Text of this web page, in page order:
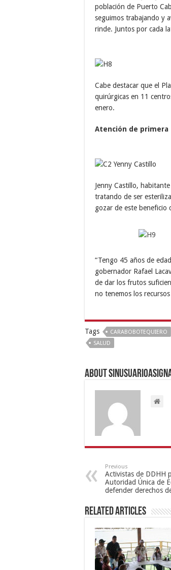
población de Puerto
seguimos trabajando y
rinde. Juntos por cada
Cabe destacar que el
quirúrgicas en 11
enero.
Atención de primera
Jenny Castillo,
tratando de ser
gozar de este beneficio
“Tengo 45 años de
gobernador Rafael
de dar los frutos
no tenemos los
Tags CARABOBOTEQUIERO
SALUD
About
Previous
Activistas de DDHH
Autoridad Única de
defender derechos
Related Articles